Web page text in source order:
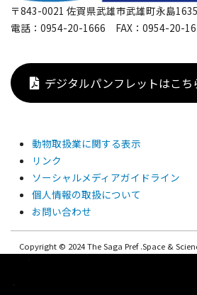
〒843-0021 佐賀県武雄市武雄町永島
電話：0954-20-1666 FAX：0954-20-
デジタルパンフレットはこち
動物取扱業に関する表示
リンク
ソーシャルメディアガイドライン
個人情報の取扱について
お問い合わせ
Copyright © 2024 The Saga Pref .Space &